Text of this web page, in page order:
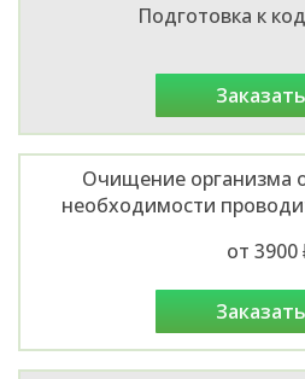
Подготовка к
заказать
Очищение организма
необходимости
от 3900
заказать